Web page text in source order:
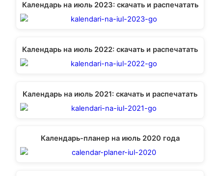
Календарь на июль 2023: скачать и распечатать
Календарь на июль 2022: скачать и распечатать
Календарь на июль 2021: скачать и распечатать
Календарь-планер на июль 2020 года